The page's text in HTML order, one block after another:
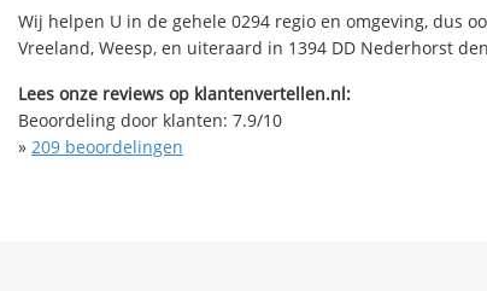
Wij helpen U in de gehele 0294 regio en omgeving, dus
Vreeland, Weesp, en uiteraard in 1394 DD Nederhorst
Lees onze reviews op klantenvertellen.nl:
Beoordeling door klanten: 7.9/10
» 209 beoordelingen